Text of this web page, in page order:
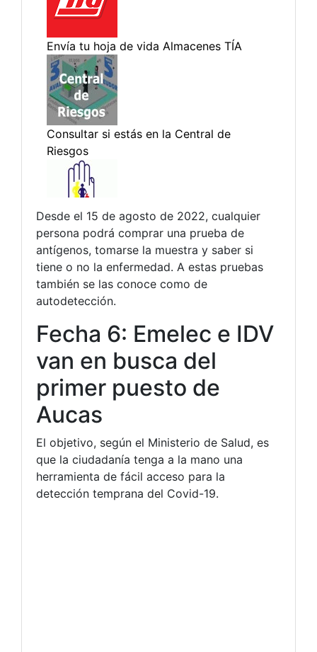
Desde el 15 de agosto de 2022, cualquier
persona podrá comprar una prueba de
antígenos, tomarse la muestra y saber si
tiene o no la enfermedad. A estas pruebas
también se las conoce como de
autodetección.
Fecha 6: Emelec e IDV
van en busca del
primer puesto de
Aucas
El objetivo, según el Ministerio de Salud, es
que la ciudadanía tenga a la mano una
herramienta de fácil acceso para la
detección temprana del Covid-19.